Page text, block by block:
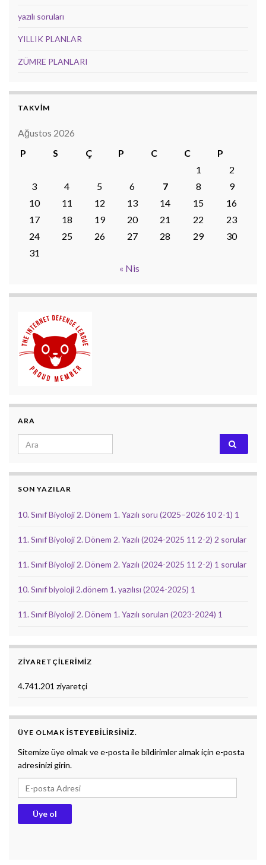
yazılı soruları
YILLIK PLANLAR
ZÜMRE PLANLARI
TAKVİM
Ağustos 2026
P
S Ç P C C
P
1
2
3
4 5 6 7 8
9
10
11 12 13 14 15
16
17
18 19 20 21 22
23
24
25 26 27 28 29
30
31
« Nis
ARA
Search for:
SON YAZILAR
10. Sınıf Biyoloji 2. Dönem 1. Yazılı soru (2025–2026 10 2-1) 1
11. Sınıf Biyoloji 2. Dönem 2. Yazılı (2024-2025 11 2-2) 2 sorular
11. Sınıf Biyoloji 2. Dönem 2. Yazılı (2024-2025 11 2-2) 1 sorular
10. Sınıf biyoloji 2.dönem 1. yazılısı (2024-2025) 1
11. Sınıf Biyoloji 2. Dönem 1. Yazılı soruları (2023-2024) 1
ZIYARETÇILERIMIZ
4.741.201 ziyaretçi
ÜYE OLMAK ISTEYEBILIRSINIZ.
Sitemize üye olmak ve e-posta ile bildirimler almak için e-posta
adresinizi girin.
E-posta Adresi
Üye ol